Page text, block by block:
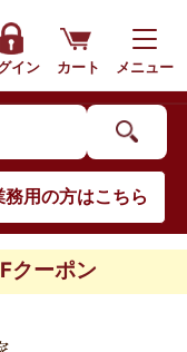
イン カート メニュー
務用の方はこちら
クーポン